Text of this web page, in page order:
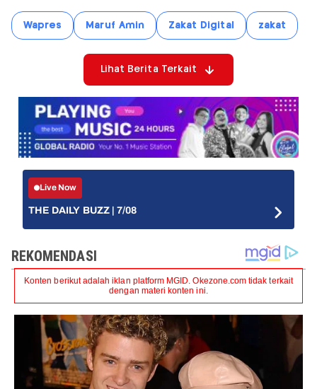
Wapres Maruf Amin Zakat Digital zakat
Lihat Berita Terkait
Live Now
THE DAILY BUZZ | 7/08